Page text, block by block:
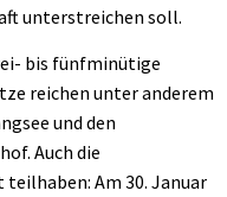
unterstreichen soll.
bis fünfminütige
reichen unter anderem
und den
Auch die
Am 30. Januar